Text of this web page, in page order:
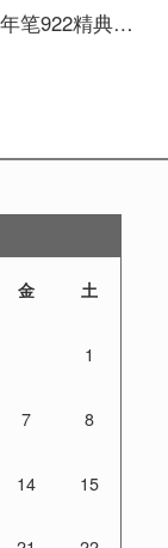
ペガソ万年笔922精典泰迪シリーズイリジウム金万年笔大人ビジネス男女学生习字書道万年笔礼装箱セット誕生日プレゼントオーダーメイド字精典黒(ギフトボックスセット)0.5 mm公式標準装備明尖
金 土
1
7 8
14 15